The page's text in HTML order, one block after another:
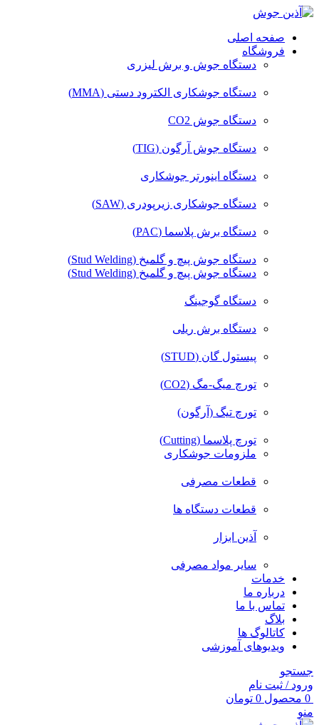
صفحه اصلی
فروشگاه
دستگاه جوش و برش لیزری
دستگاه جوشکاری الکترود دستی (MMA)
دستگاه جوش CO2
دستگاه جوش آرگون (TIG)
دستگاه اینورتر جوشکاری
دستگاه جوشکاری زیرپودری (SAW)
دستگاه برش پلاسما (PAC)
دستگاه جوش پیچ و گلمیخ (Stud Welding)
دستگاه جوش پیچ و گلمیخ (Stud Welding)
دستگاه گوجینگ
دستگاه برش ریلی
پیستول گان (STUD)
تورچ میگ-مگ (CO2)
تورچ تیگ (آرگون)
تورچ پلاسما (Cutting)
ملزومات جوشکاری
قطعات مصرفی
قطعات دستگاه ها
آذین ابزار
سایر مواد مصرفی
خدمات
درباره ما
تماس با ما
بلاگ
کاتالوگ ها
ویدیوهای آموزشی
جستجو
ورود / ثبت نام
0 محصول 0 تومان
منو